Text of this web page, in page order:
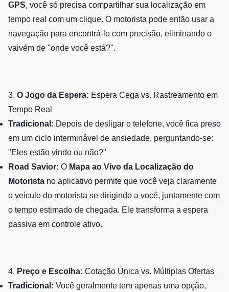
GPS, você só precisa compartilhar sua localização em
tempo real com um clique. O motorista pode então usar a
navegação para encontrá-lo com precisão, eliminando o
vaivém de "onde você está?".
3. O Jogo da Espera: Espera Cega vs. Rastreamento em
Tempo Real
Tradicional: Depois de desligar o telefone, você fica preso
em um ciclo interminável de ansiedade, perguntando-se:
"Eles estão vindo ou não?"
Road Savior: O Mapa ao Vivo da Localização do
Motorista no aplicativo permite que você veja claramente
o veículo do motorista se dirigindo a você, juntamente com
o tempo estimado de chegada. Ele transforma a espera
passiva em controle ativo.
4. Preço e Escolha: Cotação Única vs. Múltiplas Ofertas
Tradicional: Você geralmente tem apenas uma opção,